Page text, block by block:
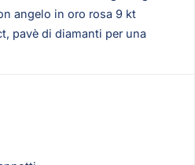
angelo in oro rosa 9 kt
pavè di diamanti per una